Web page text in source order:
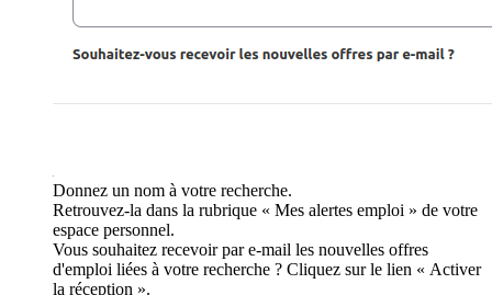
Donnez un nom à votre recherche.
Retrouvez-la dans la rubrique « Mes alertes emploi » de votre
espace personnel.
Vous souhaitez recevoir par e-mail les nouvelles offres
d'emploi liées à votre recherche ? Cliquez sur le lien « Activer
la réception ».